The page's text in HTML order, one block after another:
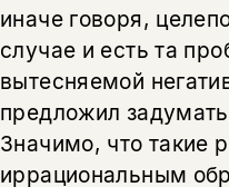
иначе говоря,
случае и есть та
вытесняемой
предложил
Значимо, что такие
иррациональным